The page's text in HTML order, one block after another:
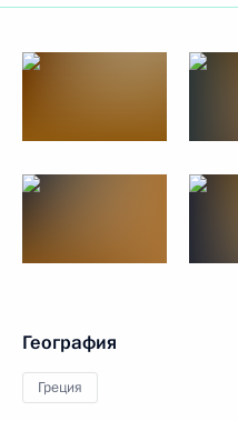
География
Греция